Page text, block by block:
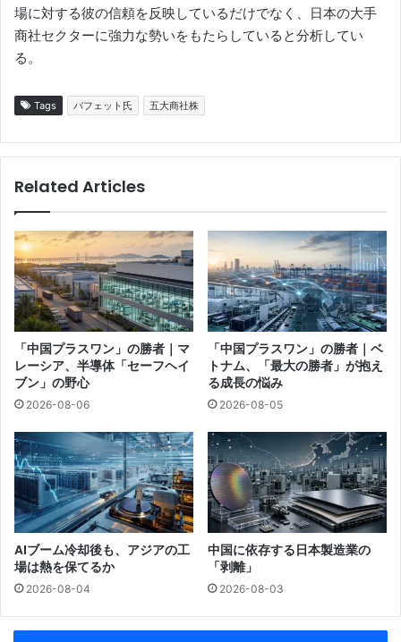
場に対する彼の信頼を反映しているだけでなく、日本の大手
商社セクターに強力な勢いをもたらしていると分析してい
る。
Tags バフェット氏 五大商社株
Related Articles
「中国プラスワン」の勝者｜マ
レーシア、半導体「セーフヘイ
ブン」の野心
2026-08-06
「中国プラスワン」の勝者｜ベ
トナム、「最大の勝者」が抱え
る成長の悩み
2026-08-05
AIブーム冷却後も、アジアの工
場は熱を保てるか
2026-08-04
中国に依存する日本製造業の
「剥離」
2026-08-03